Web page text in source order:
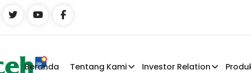
Beranda Tentang Kami Investor Relation